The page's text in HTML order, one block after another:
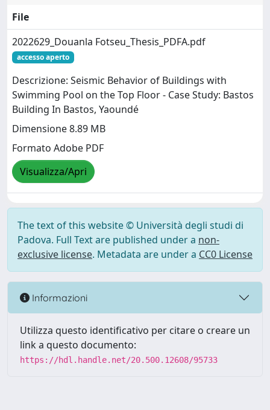
File
2022629_Douanla Fotseu_Thesis_PDFA.pdf
accesso aperto
Descrizione: Seismic Behavior of Buildings with
Swimming Pool on the Top Floor - Case Study: Bastos
Building In Bastos, Yaoundé
Dimensione 8.89 MB
Formato Adobe PDF
Visualizza/Apri
The text of this website © Università degli studi di
Padova. Full Text are published under a non-
exclusive license. Metadata are under a CC0 License
Informazioni
Utilizza questo identificativo per citare o creare un
link a questo documento:
https://hdl.handle.net/20.500.12608/95733